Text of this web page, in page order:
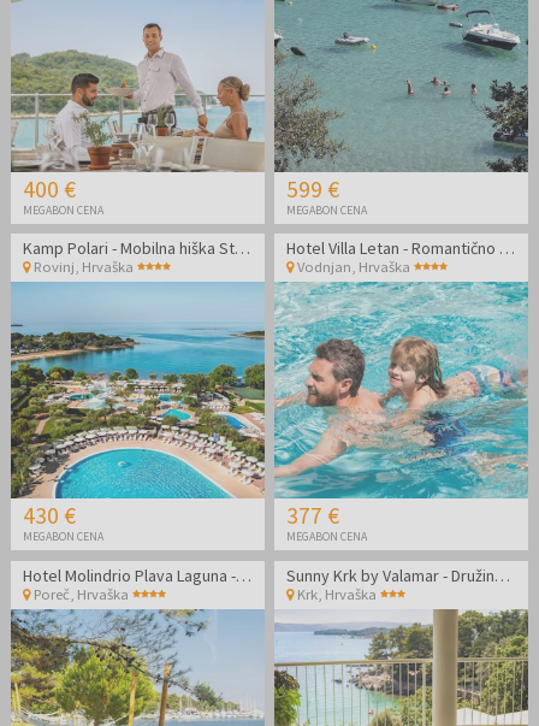
400 €
MEGABON CENA
599 €
MEGABON CENA
Kamp Polari - Mobilna hiška Standard
Rovinj, Hrvaška
430 €
MEGABON CENA
Hotel Villa Letan - Romantično ali družinsko poletje
Vodnjan, Hrvaška
377 €
MEGABON CENA
Hotel Molindrio Plava Laguna - Družinsko septembrsko poletje v Poreču
Poreč, Hrvaška
Sunny Krk by Valamar - Družinski jesenski oddih na Krku
Krk, Hrvaška